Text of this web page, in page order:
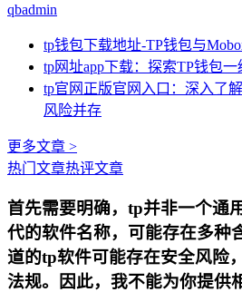
qbadmin
tp钱包下载地址-TP钱包与
tp网址app下载：探索TP钱包
tp官网正版官网入口：深入了
风险并存
更多文章 >
热门文章热评文章
首先需要明确，tp并非一个通
代的软件名称，可能存在多种
道的tp软件可能存在安全风险
法规。因此，我不能为你提供